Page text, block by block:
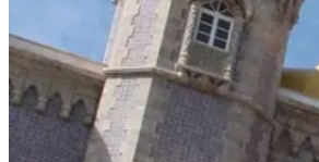
Santiago de Compostela de Bicicleta -